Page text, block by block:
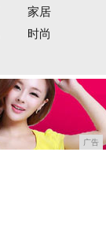
家居
时尚
广告